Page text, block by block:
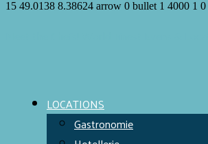
15 49.0138 8.38624 arrow 0 bullet 1 4000 1 0
LOCATIONS
Gastronomie